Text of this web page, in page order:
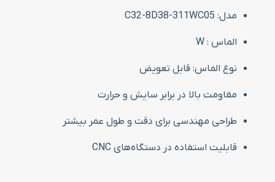
مدل: C32-8D38-311WC05
الماس : W
نوع الماس: قابل تعویض
مقاومت بالا در برابر سایش و حرارت
طراحی مهندسی برای دقت و طول عمر بیشتر
قابلیت استفاده در دستگاه‌های CNC